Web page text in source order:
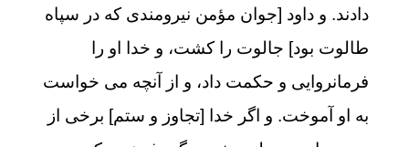
دادند. و داود [جوان مؤمن نیرومندی که در سپاه
طالوت بود] جالوت را کشت، و خدا او را
فرمانروایی و حکمت داد، و از آنچه می خواست
به او آموخت. و اگر خدا [تجاوز و ستم] برخی از